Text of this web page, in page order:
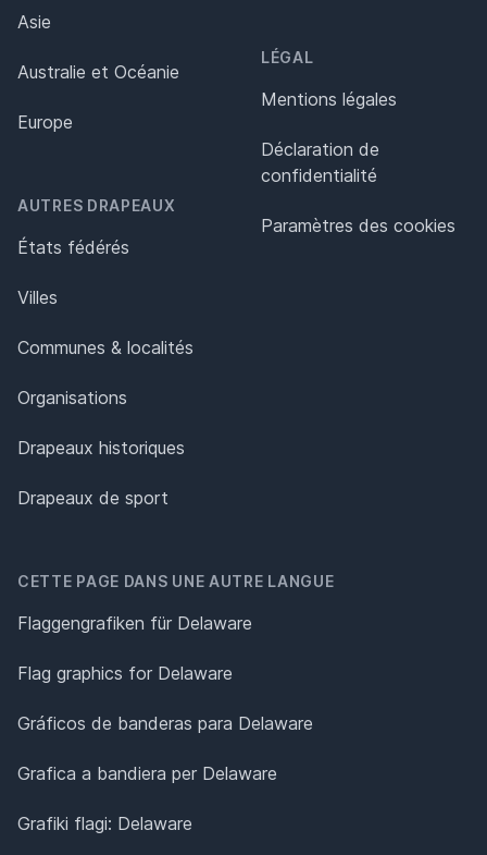
Asie
Australie et Océanie
Europe
AUTRES DRAPEAUX
États fédérés
Villes
Communes & localités
Organisations
Drapeaux historiques
Drapeaux de sport
LÉGAL
Mentions légales
Déclaration de
confidentialité
Paramètres des cookies
CETTE PAGE DANS UNE AUTRE LANGUE
Flaggengrafiken für Delaware
Flag graphics for Delaware
Gráficos de banderas para Delaware
Grafica a bandiera per Delaware
Grafiki flagi: Delaware